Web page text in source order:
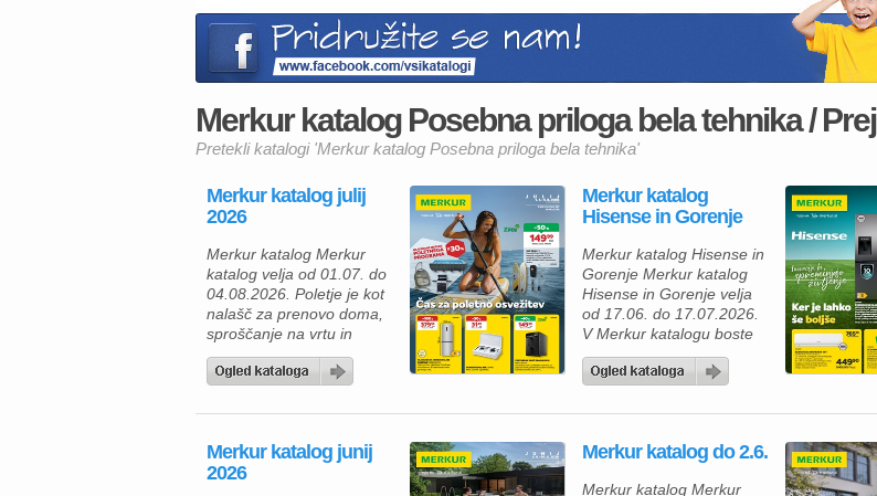
Merkur katalog Posebna priloga bela tehnika / Prej
Pretekli katalogi 'Merkur katalog Posebna priloga bela tehnika'
Merkur katalog julij
2026
Merkur katalog Merkur
katalog velja od 01.07. do
04.08.2026. Poletje je kot
nalašč za prenovo doma,
sproščanje na vrtu in
prijetna druženja na
prostem. V aktualnem
čakajo odlične akcije na
prosti čas, zato je zdaj
pravi trenutek, da svoj
Merkur katalog
Hisense in Gorenje
Merkur katalog Hisense in
Gorenje Merkur katalog
Hisense in Gorenje velja
od 17.06. do 17.07.2026.
V Merkur katalogu boste
našli številne vrhunske
izdelke po ugodnih cenah.
z naprednimi funkcijami, je
hladilnik Hisense
Merkur katalog junij
2026
Merkur katalog do 2.6.
Merkur katalog Merkur